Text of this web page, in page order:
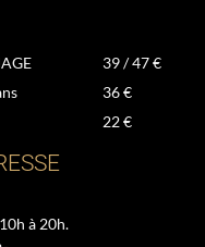
39 / 47 €
36 €
22 €
à 20h.